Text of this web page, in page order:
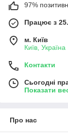
97%
Працює з
м. Київ
Київ, Україна
Контакти
Сьогодні
Показати
Про нас